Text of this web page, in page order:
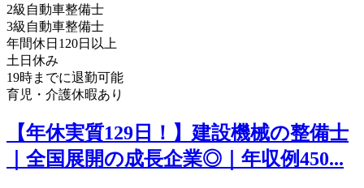
2級自動車整備士
3級自動車整備士
年間休日120日以上
土日休み
19時までに退勤可能
育児・介護休暇あり
【年休実質129日！】建設機械の整備士
｜全国展開の成長企業◎｜年収例450...